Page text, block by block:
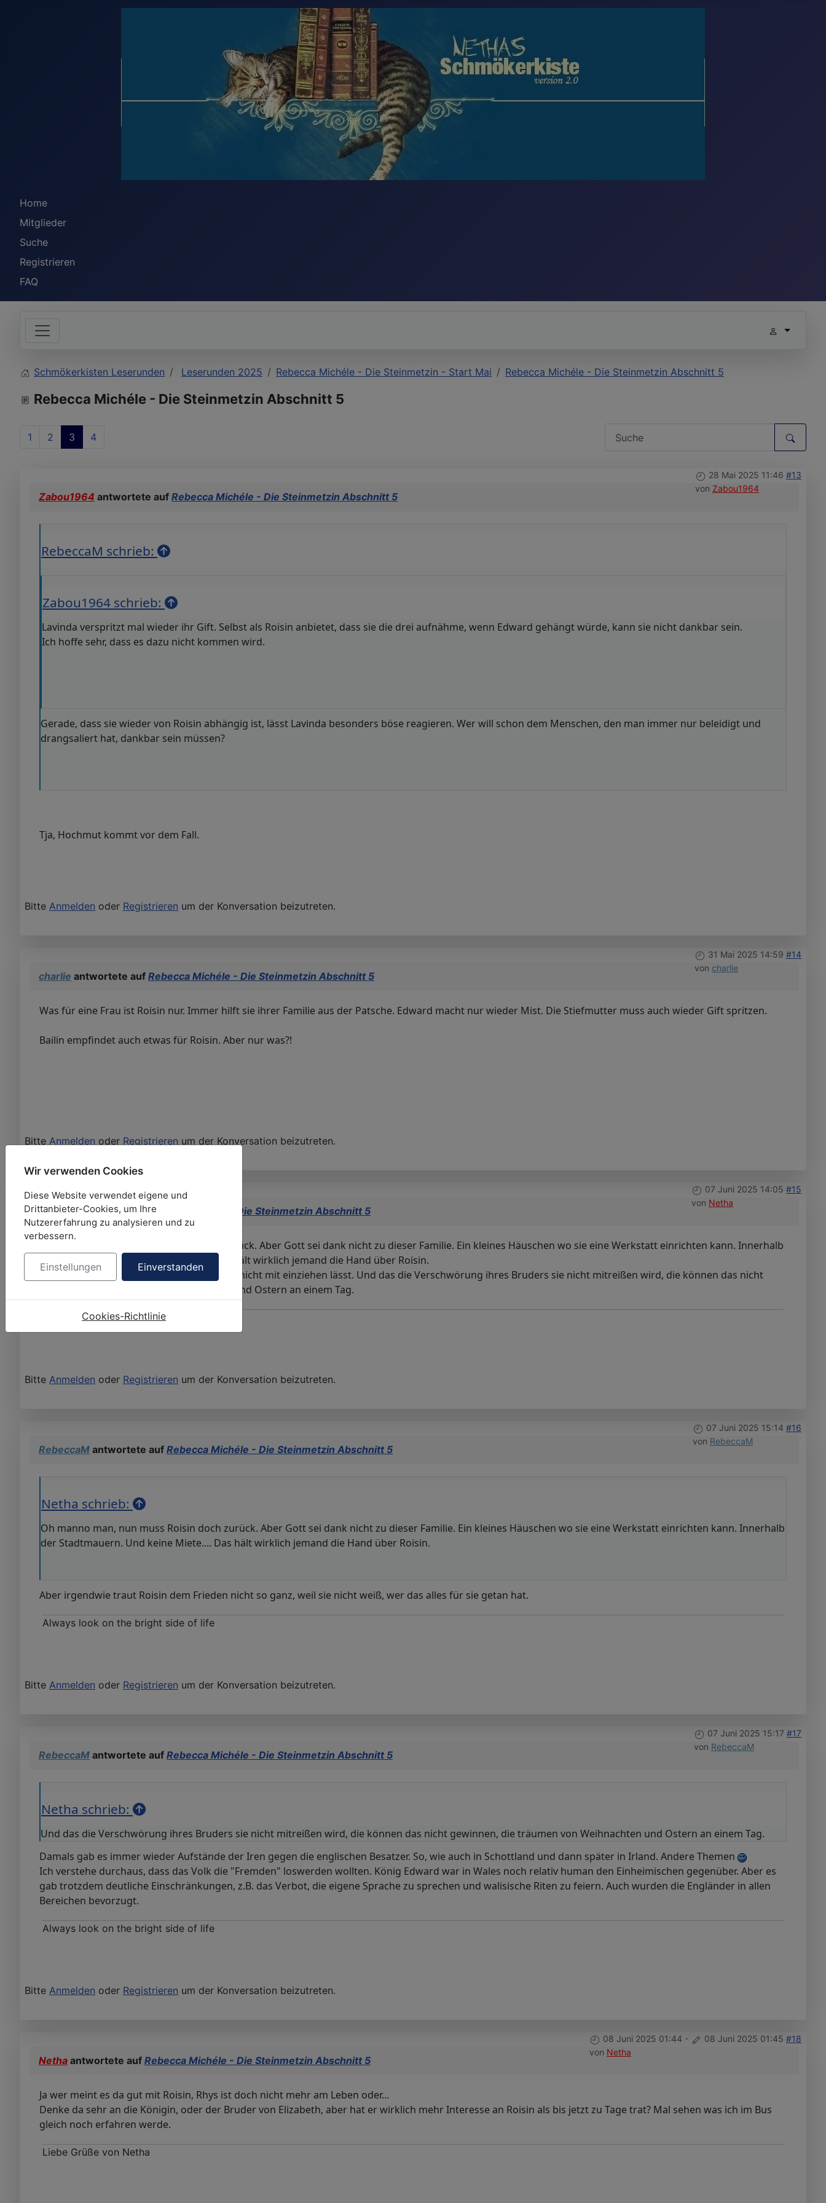
Home
Mitglieder
Suche
Registrieren
FAQ
Schmökerkisten Leserunden Leserunden 2025 Rebecca Michéle - Die Steinmetzin - Start Mai Rebecca Michéle - Die Steinmetzin Abschnitt 5
Rebecca Michéle - Die Steinmetzin Abschnitt 5
1 2 3 4
28 Mai 2025 11:46 #13
von Zabou1964
Zabou1964 antwortete auf Rebecca Michéle - Die Steinmetzin Abschnitt 5
RebeccaM schrieb:
Zabou1964 schrieb:
Lavinda verspritzt mal wieder ihr Gift. Selbst als Roisin anbietet, dass sie die drei aufnähme, wenn Edward gehängt würde, kann sie nicht dankbar sein.
Ich hoffe sehr, dass es dazu nicht kommen wird.
Gerade, dass sie wieder von Roisin abhängig ist, lässt Lavinda besonders böse reagieren. Wer will schon dem Menschen, den man immer nur beleidigt und
drangsaliert hat, dankbar sein müssen?
Tja, Hochmut kommt vor dem Fall.
Bitte Anmelden oder Registrieren um der Konversation beizutreten.
31 Mai 2025 14:59 #14
von charlie
charlie antwortete auf Rebecca Michéle - Die Steinmetzin Abschnitt 5
Was für eine Frau ist Roisin nur. Immer hilft sie ihrer Familie aus der Patsche. Edward macht nur wieder Mist. Die Stiefmutter muss auch wieder Gift spritzen.
Bailin empfindet auch etwas für Roisin. Aber nur was?!
Bitte Anmelden oder Registrieren um der Konversation beizutreten.
07 Juni 2025 14:05 #15
von Netha
Nethaantwortete aufRebecca Michéle - Die Steinmetzin Abschnitt 5
Oh manno man, nun muss Roisin doch zurück. Aber Gott sei dank nicht zu dieser Familie. Ein kleines Häuschen wo sie eine Werkstatt einrichten kann. Innerhalb
der Stadtmauern. Und keine Miete.... Das hält wirklich jemand die Hand über Roisin.
Hoffe nur innigst das sie die drei Faulpelze nicht mit einziehen lässt. Und das die Verschwörung ihres Bruders sie nicht mitreißen wird, die können das nicht
gewinnen, die träumen von Weihnachten und Ostern an einem Tag.
Liebe Grüße von Netha
Bitte Anmelden oder Registrieren um der Konversation beizutreten.
07 Juni 2025 15:14 #16
von RebeccaM
RebeccaM antwortete auf Rebecca Michéle - Die Steinmetzin Abschnitt 5
Netha schrieb:
Oh manno man, nun muss Roisin doch zurück. Aber Gott sei dank nicht zu dieser Familie. Ein kleines Häuschen wo sie eine Werkstatt einrichten kann. Innerhalb
der Stadtmauern. Und keine Miete.... Das hält wirklich jemand die Hand über Roisin.
Aber irgendwie traut Roisin dem Frieden nicht so ganz, weil sie nicht weiß, wer das alles für sie getan hat.
Always look on the bright side of life
Bitte Anmelden oder Registrieren um der Konversation beizutreten.
07 Juni 2025 15:17 #17
von RebeccaM
RebeccaM antwortete auf Rebecca Michéle - Die Steinmetzin Abschnitt 5
Netha schrieb:
Und das die Verschwörung ihres Bruders sie nicht mitreißen wird, die können das nicht gewinnen, die träumen von Weihnachten und Ostern an einem Tag.
Damals gab es immer wieder Aufstände der Iren gegen die englischen Besatzer. So, wie auch in Schottland und dann später in Irland. Andere Themen
Ich verstehe durchaus, dass das Volk die "Fremden" loswerden wollten. König Edward war in Wales noch relativ human den Einheimischen gegenüber. Aber es
gab trotzdem deutliche Einschränkungen, z.B. das Verbot, die eigene Sprache zu sprechen und walisische Riten zu feiern. Auch wurden die Engländer in allen
Bereichen bevorzugt.
Always look on the bright side of life
Bitte Anmelden oder Registrieren um der Konversation beizutreten.
08 Juni 2025 01:44 - 08 Juni 2025 01:45 #18
von Netha
Netha antwortete auf Rebecca Michéle - Die Steinmetzin Abschnitt 5
Ja wer meint es da gut mit Roisin, Rhys ist doch nicht mehr am Leben oder...
Denke da sehr an die Königin, oder der Bruder von Elizabeth, aber hat er wirklich mehr Interesse an Roisin als bis jetzt zu Tage trat? Mal sehen was ich im Bus
gleich noch erfahren werde.
Liebe Grüße von Netha
Wir verwenden Cookies
Diese Website verwendet eigene und
Drittanbieter-Cookies, um Ihre
Nutzererfahrung zu analysieren und zu
verbessern.
Einstellungen Einverstanden
Cookies-Richtlinie